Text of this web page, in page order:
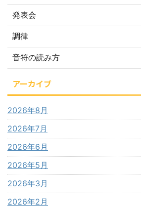
発表会
調律
音符の読み方
アーカイブ
2026年8月
2026年7月
2026年6月
2026年5月
2026年3月
2026年2月